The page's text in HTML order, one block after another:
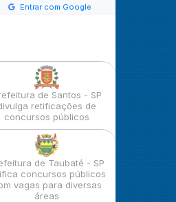
Entrar com Google
de Santos - SP
retificações de
concursos públicos
de Taubaté - SP
concursos públicos
vagas para diversas
áreas